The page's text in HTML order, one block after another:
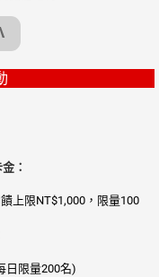
：
上限NT$1,000，限量100
日限量200名)